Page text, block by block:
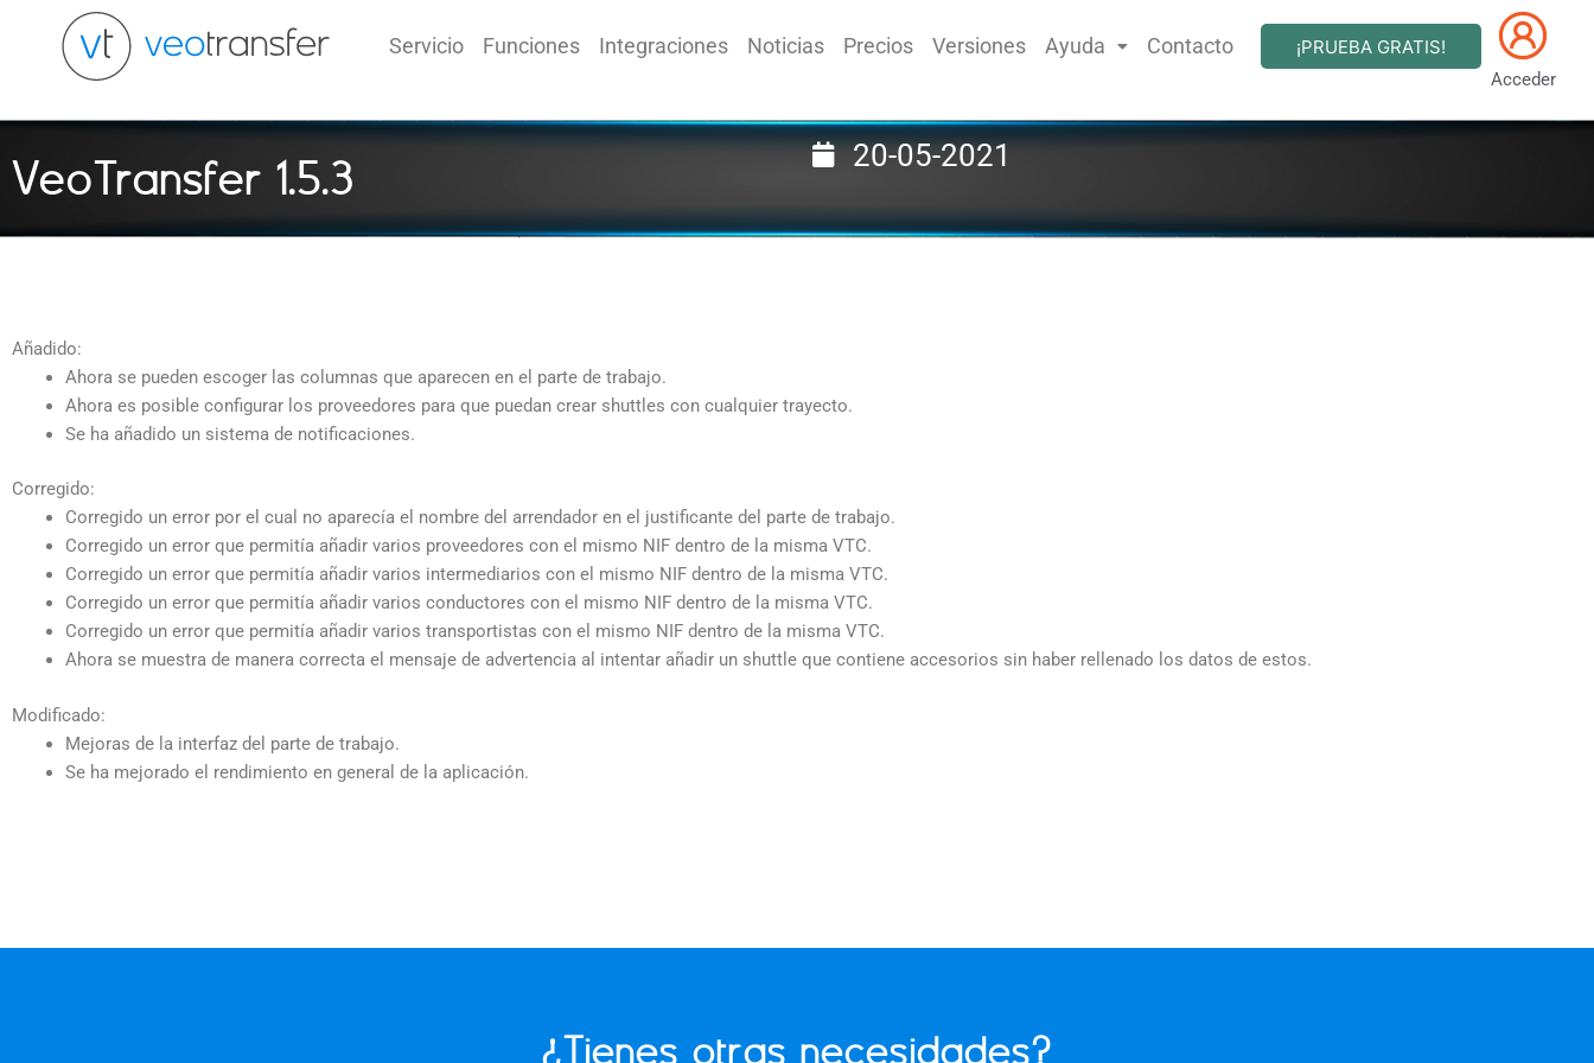
contenido
Servicio Funciones Integraciones Noticias Precios Versiones Ayuda Contacto ¡PRUEBA GRATIS!
Acceder
VeoTransfer 1.5.3 20-05-2021
Añadido:
Ahora se pueden escoger las columnas que aparecen en el parte de trabajo.
Ahora es posible configurar los proveedores para que puedan crear shuttles con cualquier trayecto.
Se ha añadido un sistema de notificaciones.
Corregido:
Corregido un error por el cual no aparecía el nombre del arrendador en el justificante del parte de trabajo.
Corregido un error que permitía añadir varios proveedores con el mismo NIF dentro de la misma VTC.
Corregido un error que permitía añadir varios intermediarios con el mismo NIF dentro de la misma VTC.
Corregido un error que permitía añadir varios conductores con el mismo NIF dentro de la misma VTC.
Corregido un error que permitía añadir varios transportistas con el mismo NIF dentro de la misma VTC.
Ahora se muestra de manera correcta el mensaje de advertencia al intentar añadir un shuttle que contiene accesorios sin haber rellenado los datos de estos.
Modificado:
Mejoras de la interfaz del parte de trabajo.
Se ha mejorado el rendimiento en general de la aplicación.
¿Tienes otras necesidades?